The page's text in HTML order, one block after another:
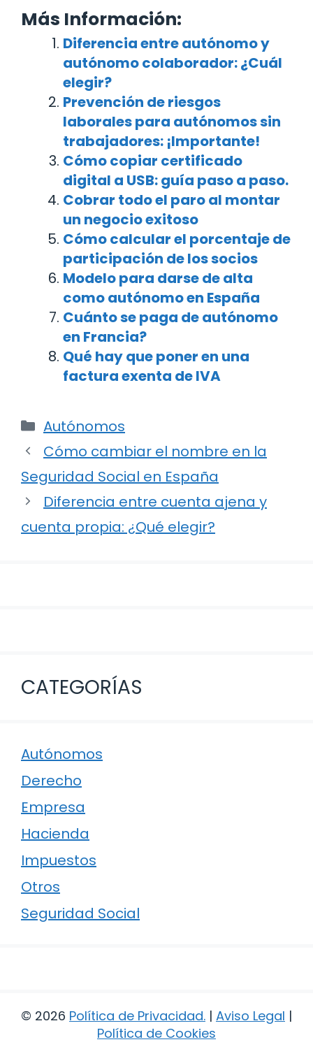
Más Información:
Diferencia entre autónomo y
autónomo colaborador: ¿Cuál
elegir?
Prevención de riesgos
laborales para autónomos sin
trabajadores: ¡Importante!
Cómo copiar certificado
digital a USB: guía paso a paso.
Cobrar todo el paro al montar
un negocio exitoso
Cómo calcular el porcentaje de
participación de los socios
Modelo para darse de alta
como autónomo en España
Cuánto se paga de autónomo
en Francia?
Qué hay que poner en una
factura exenta de IVA
Categorías
Autónomos
Navegación
de
entradas
Cómo cambiar el nombre en la
Seguridad Social en España
Diferencia entre cuenta ajena y
cuenta propia: ¿Qué elegir?
CATEGORÍAS
Autónomos
Derecho
Empresa
Hacienda
Impuestos
Otros
Seguridad Social
© 2026 Política de Privacidad. | Aviso Legal |
Política de Cookies